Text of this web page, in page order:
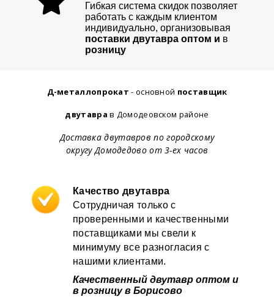
Гибкая система скидок позволяет
работать с каждым клиентом
индивидуально, организовывая
поставки двутавра оптом и в
розницу
Д-металлопрокат- основной поставщик
двутаврав Домодеовском районе
Доставка двутавров по городскому
округу Домодедово от 3-ех часов
Качество двутавра
Сотрудничая только с
проверенными и качественными
поставщиками мы свели к
минимуму все разногласия с
нашими клиентами.
Качественный двутавр оптом и
в розницу в Борисово